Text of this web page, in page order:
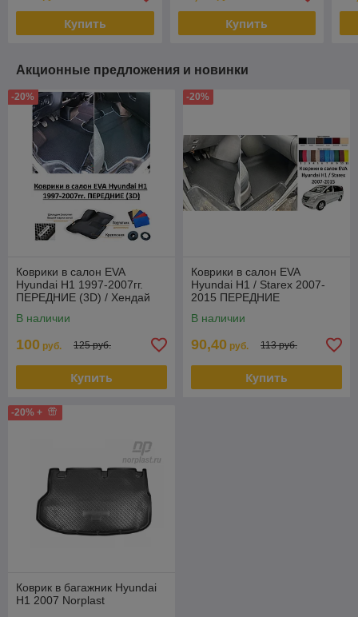
Купить Купить
Акционные предложения и новинки
-20%
Коврики в салон EVA
Hyundai H1 1997-2007гг.
ПЕРЕДНИЕ (3D) / Хендай
В наличии
100 руб. 125 руб.
Купить
-20%
Коврики в салон EVA
Hyundai H1 / Starex 2007-
2015 ПЕРЕДНИЕ
В наличии
90,40 руб. 113 руб.
Купить
-20% +
Коврик в багажник Hyundai
H1 2007 Norplast